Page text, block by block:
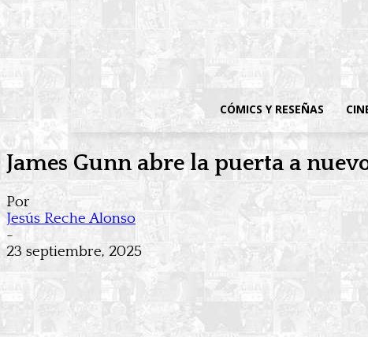
CÓMICS Y RESEÑAS
James Gunn abre la puerta a
Por
Jesús Reche Alonso
-
23 septiembre, 2025